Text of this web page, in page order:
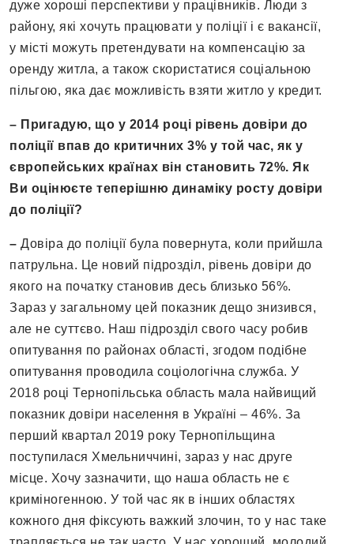
дуже хороші перспективи у працівників. Люди з
району, які хочуть працювати у поліції і є вакансії,
у місті можуть претендувати на компенсацію за
оренду житла, а також скористатися соціальною
пільгою, яка дає можливість взяти житло у кредит.
– Пригадую, що у 2014 році рівень довіри до
поліції впав до критичних 3% у той час, як у
європейських країнах він становить 72%. Як
Ви оцінюєте теперішню динаміку росту довіри
до поліції?
– Довіра до поліції була повернута, коли прийшла
патрульна. Це новий підрозділ, рівень довіри до
якого на початку становив десь близько 56%.
Зараз у загальному цей показник дещо знизився,
але не суттєво. Наш підрозділ свого часу робив
опитування по районах області, згодом подібне
опитування проводила соціологічна служба. У
2018 році Тернопільська область мала найвищий
показник довіри населення в Україні – 46%. За
перший квартал 2019 року Тернопільщина
поступилася Хмельниччині, зараз у нас друге
місце. Хочу зазначити, що наша область не є
криміногенною. У той час як в інших областях
кожного дня фіксують важкий злочин, то у нас таке